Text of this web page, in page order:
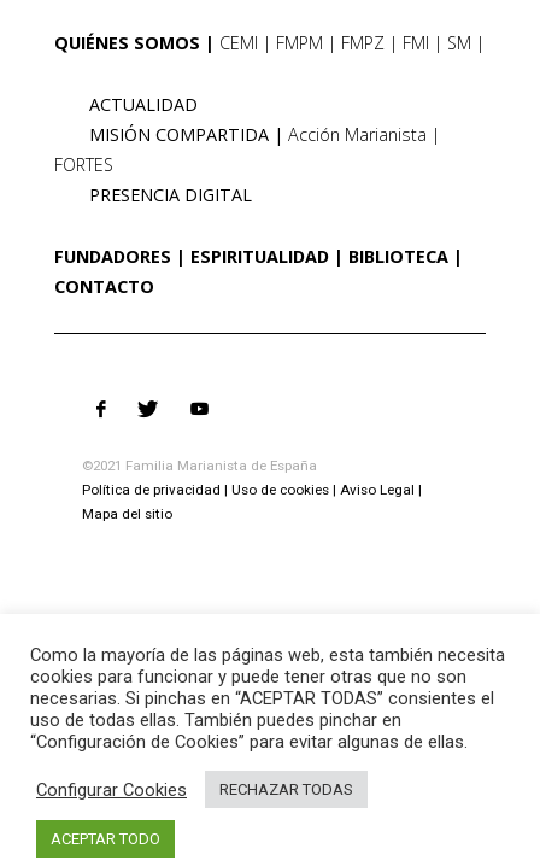
QUIÉNES SOMOS CEMI FMPM FMPZ FMI SM
ACTUALIDAD
MISIÓN COMPARTIDA
Acción Marianista
FORTES
PRESENCIA DIGITAL
FUNDADORES ESPIRITUALIDAD
BIBLIOTECA
CONTACTO
©2021 Familia Marianista de España
Política de privacidad
Uso de cookies
Aviso Legal
Mapa del sitio
Como la mayoría de las páginas web, esta también necesita
cookies para funcionar y puede tener otras que no son
necesarias. Si pinchas en “ACEPTAR TODAS” consientes el
uso de todas ellas. También puedes pinchar en
“Configuración de Cookies” para evitar algunas de ellas.
Configurar Cookies RECHAZAR TODAS
ACEPTAR TODO